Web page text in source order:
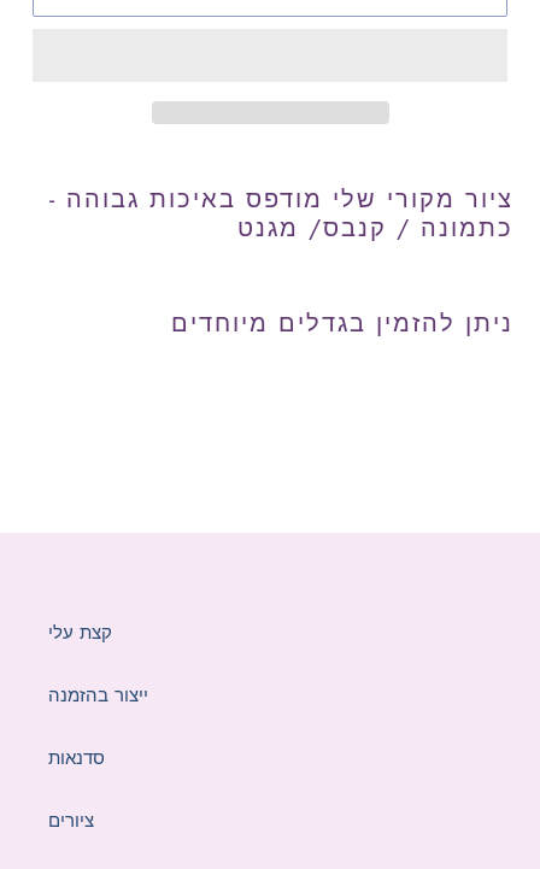
ציור מקורי שלי מודפס באיכות גבוהה -
כתמונה / קנבס/ מגנט
ניתן להזמין בגדלים מיוחדים
קצת עלי
ייצור בהזמנה
סדנאות
ציורים